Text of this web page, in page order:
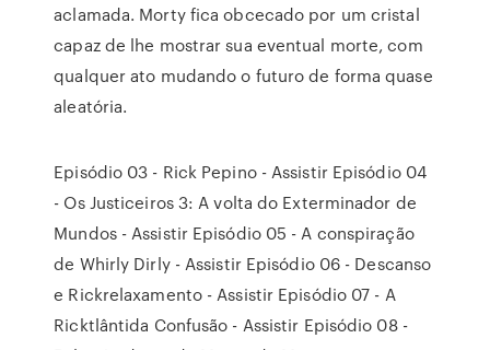
aclamada. Morty fica obcecado por um cristal
capaz de lhe mostrar sua eventual morte, com
qualquer ato mudando o futuro de forma quase
aleatória.
Episódio 03 - Rick Pepino - Assistir Episódio 04
- Os Justiceiros 3: A volta do Exterminador de
Mundos - Assistir Episódio 05 - A conspiração
de Whirly Dirly - Assistir Episódio 06 - Descanso
e Rickrelaxamento - Assistir Episódio 07 - A
Ricktlântida Confusão - Assistir Episódio 08 -